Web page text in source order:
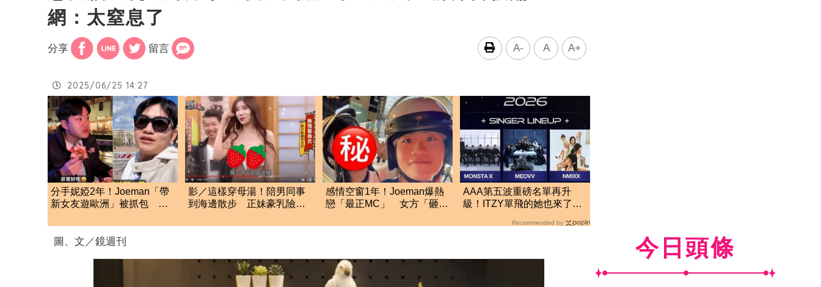
網：太窒息了
分享 留言 A- A A+
2025/06/25 14:27
分手妮婭2年！Joeman「帶
新女友遊歐洲」被抓包 阿
影／這樣穿母湯！陪男同事
到海邊散步 正妹豪乳險撐
感情空窗1年！Joeman爆熱
戀「最正MC」 女方「砸5
AAA第五波重磅名單再升
級！ITZY單飛的她也來了
Recommended by
圖、文／鏡週刊 今日頭條